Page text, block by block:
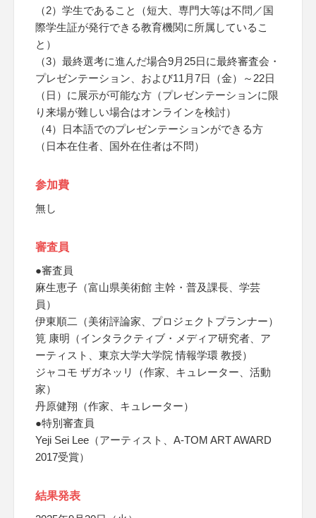
（2）学生であること（短大、専門大等は不問／国
際学生証が発行できる教育機関に所属しているこ
と）
（3）最終選考に進んだ場合9月25日に最終審査会・
プレゼンテーション、および11月7日（金）～22日
（日）に展示が可能な方（プレゼンテーションに限
り来場が難しい場合はオンラインを検討）
（4）日本語でのプレゼンテーションができる方
（日本在住者、国外在住者は不問）
参加費
無し
審査員
●審査員
麻生恵子（富山県美術館 主幹・普及課長、学芸
員）
伊東順二（美術評論家、プロジェクトプランナー）
筧 康明（インタラクティブ・メディア研究者、ア
ーティスト、東京大学大学院 情報学環 教授）
ジャコモ ザガネッリ（作家、キュレーター、活動
家）
丹原健翔（作家、キュレーター）
●特別審査員
Yeji Sei Lee（アーティスト、A-TOM ART AWARD
2017受賞）
結果発表